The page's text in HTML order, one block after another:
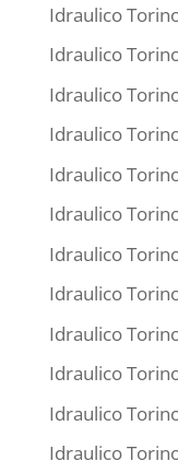
Idraulico
Idraulico
Idraulico
Idraulico
Idraulico
Idraulico
Idraulico
Idraulico
Idraulico
Idraulico
Idraulico
Idraulico